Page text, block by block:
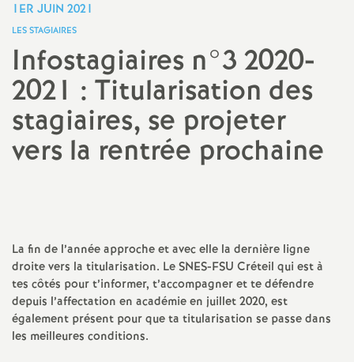
a
t
N
a
i
o
n
1ER JUIN 2021
LES STAGIAIRES
Infostagiaires n°3 2020-
2021 : Titularisation des
stagiaires, se projeter
vers la rentrée prochaine
La fin de l’année approche et avec elle la dernière ligne
droite vers la titularisation. LeSNES-FSU Créteil qui est à
tes côtés pour t’informer, t’accompagner et te défendre
depuis l’affectation en académie en juillet 2020, est
également présent pour que ta titularisation se passe dans
les meilleures conditions.